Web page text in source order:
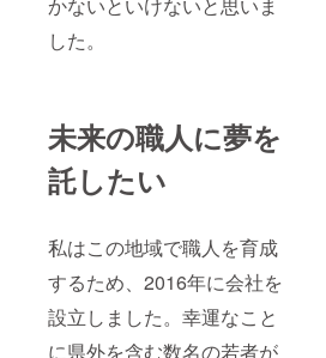
かないといけないと思いま
した。
未来の職人に夢を
託したい
私はこの地域で職人を育成
するため、2016年に会社を
設立しました。幸運なこと
に県外を含む数名の若者が